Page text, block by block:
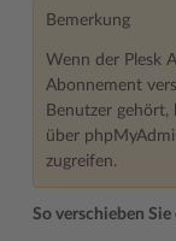
Bemerkung
Wenn der Plesk
Abonnement
Benutzer
über
zugreifen.
So verschieben